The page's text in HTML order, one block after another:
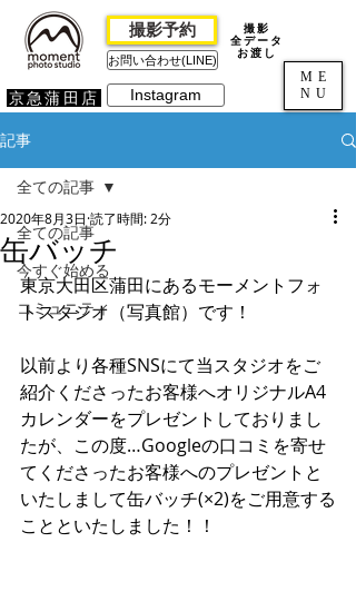
京急蒲田店
撮影予約
お問い合わせ(LINE)
Instagram
撮影
全データ
お渡し
ME
NU
記事
全ての記事
今すぐ始める
コミュニティ
全ての記事
缶バッチ
2020年8月3日 読了時間: 2分
東京大田区蒲田にあるモーメントフォ
トスタジオ（写真館）です！
以前より各種SNSにて当スタジオをご
紹介くださったお客様へオリジナルA4
カレンダーをプレゼントしておりまし
たが、この度…Googleの口コミを寄せ
てくださったお客様へのプレゼントと
いたしまして缶バッチ(×2)をご用意する
ことといたしました！！